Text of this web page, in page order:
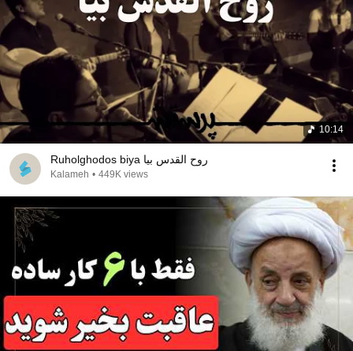
10:14
Ruholghodos biya روح القدس بیا
Kalameh • 449K views